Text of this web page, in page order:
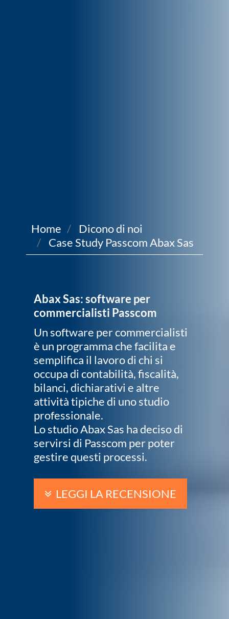
Home
Dicono di noi
Case Study Passcom Abax Sas
Abax Sas: software per
commercialisti Passcom
Un software per commercialisti
è un programma che facilita e
semplifica il lavoro di chi si
occupa di contabilità, fiscalità,
bilanci, dichiarativi e altre
attività tipiche di uno studio
professionale.
Lo studio Abax Sas ha deciso di
servirsi di Passcom per poter
gestire questi processi.
LEGGI LA RECENSIONE